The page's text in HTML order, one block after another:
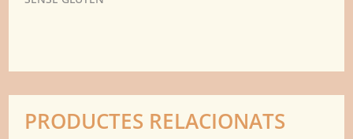
PRODUCTES RELACIONATS